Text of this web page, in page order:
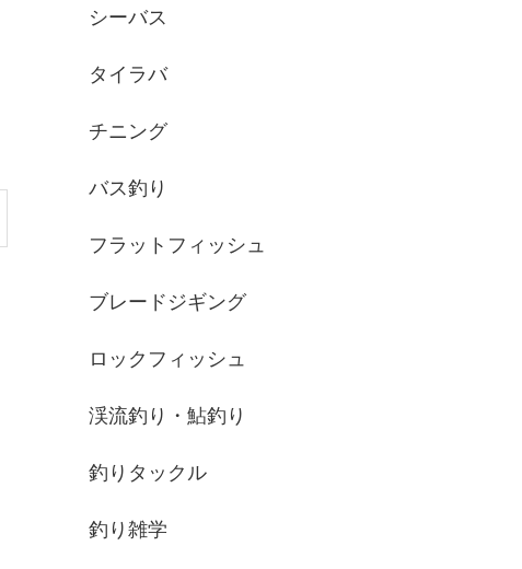
シーバス
タイラバ
チニング
バス釣り
フラットフィッシュ
ブレードジギング
ロックフィッシュ
渓流釣り・鮎釣り
釣りタックル
釣り雑学